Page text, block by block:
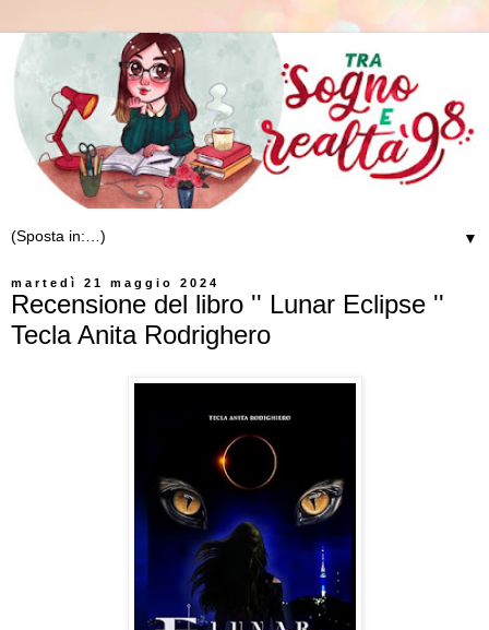
▼
martedì 21 maggio 2024
Recensione del libro '' Lunar Eclipse ''
Tecla Anita Rodrighero